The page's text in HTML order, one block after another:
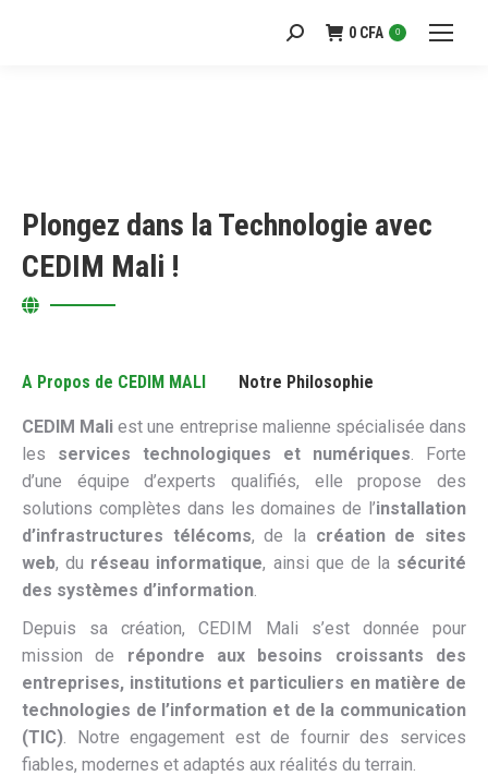
Recherche
0 CFA 0
Plongez dans la Technologie avec
CEDIM Mali !
A Propos de CEDIM MALI Notre Philosophie
CEDIM Mali est une entreprise malienne spécialisée dans
les services technologiques et numériques. Forte
d’une équipe d’experts qualifiés, elle propose des
solutions complètes dans les domaines de l’installation
d’infrastructures télécoms, de la création de sites
web, du réseau informatique, ainsi que de la sécurité
des systèmes d’information.
Depuis sa création, CEDIM Mali s’est donnée pour
mission de répondre aux besoins croissants des
entreprises, institutions et particuliers en matière de
technologies de l’information et de la communication
(TIC). Notre engagement est de fournir des services
fiables, modernes et adaptés aux réalités du terrain.